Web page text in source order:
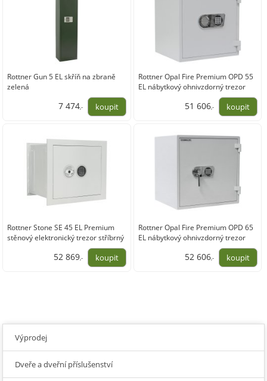
Rottner Gun 5 EL skříň na zbraně
zelená
7 474,-
Rottner Opal Fire Premium OPD 55
EL nábytkový ohnivzdorný trezor
51 606,-
Rottner Stone SE 45 EL Premium
stěnový elektronický trezor stříbrný
52 869,-
Rottner Opal Fire Premium OPD 65
EL nábytkový ohnivzdorný trezor
52 606,-
Výprodej
Dveře a dveřní příslušenství